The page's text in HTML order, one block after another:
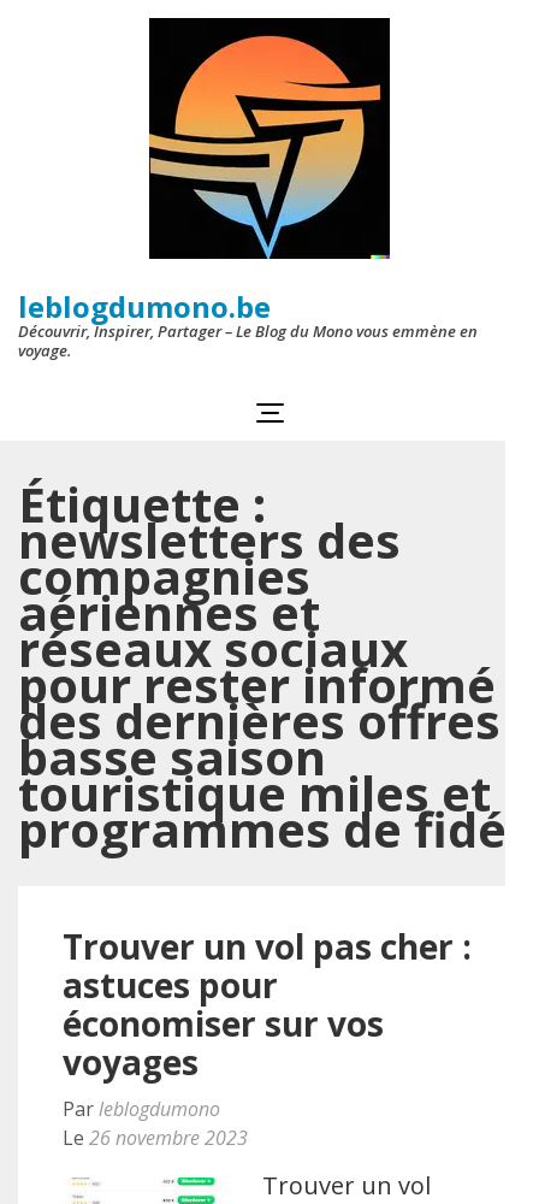
leblogdumono.be
Découvrir, Inspirer, Partager – Le Blog du Mono vous emmène en
voyage.
Étiquette :
newsletters des
compagnies
aériennes et
réseaux sociaux
pour rester informé
des dernières offres
basse saison
touristique miles et
programmes de fidél
Trouver un vol pas cher :
astuces pour
économiser sur vos
voyages
Parleblogdumono
Le 26 novembre 2023
Trouver un vol